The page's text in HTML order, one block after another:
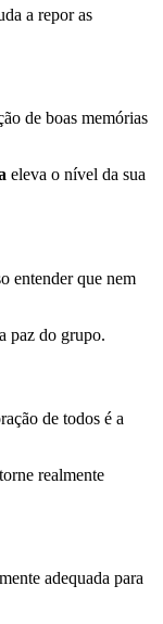
a repor as
de boas memórias
eleva o nível da sua
entender que nem
paz do grupo.
de todos é a
realmente
adequada para